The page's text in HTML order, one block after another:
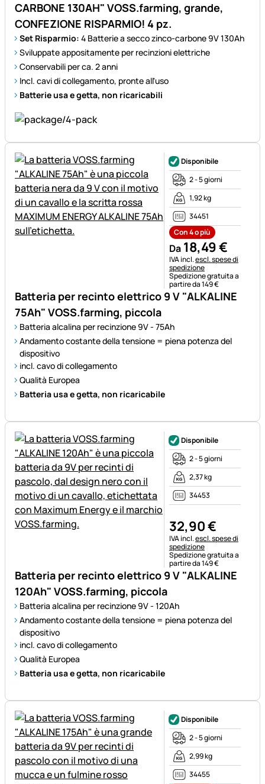
CARBONE 130AH" VOSS.farming, grande,
CONFEZIONE RISPARMIO! 4 pz.
Set Risparmio: 4 Batterie a secco zinco-carbone 9V 130Ah
Sviluppate appositamente per recinzioni elettriche
Conservabili per ca. 2 anni
Incl. cavi di collegamento, pronte all'uso
Batterie usa e getta, non ricaricabili
Batteria per recinto elettrico 9 V "ALKALINE
75Ah" VOSS.farming, piccola
Batteria alcalina per recinzione 9V - 75Ah
Andamento costante della tensione = piena potenza del
dispositivo
incl. cavo di collegamento
Qualità Europea
Batteria usa e getta, non ricaricabile
Disponibile
2 - 5 giorni
1,92 kg
34451
Con 4 o più
Da 18,49€
Informazioni fiscali:
IVA incl.escl. spese di
spedizione
Spedizione gratuita a
partire da 149 €
Batteria per recinto elettrico 9 V "ALKALINE
120Ah" VOSS.farming, piccola
Batteria alcalina per recinzione 9V - 120Ah
Andamento costante della tensione = piena potenza del
dispositivo
incl. cavo di collegamento
Qualità Europea
Batteria usa e getta, non ricaricabile
Disponibile
2 - 5 giorni
2,37 kg
34453
32,90€
Informazioni fiscali:
IVA incl.escl. spese di
spedizione
Spedizione gratuita a
partire da 149 €
Disponibile
2 - 5 giorni
2,99 kg
34455